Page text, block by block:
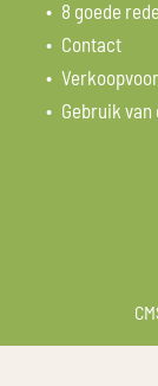
8 goede
Contact
Gebruik